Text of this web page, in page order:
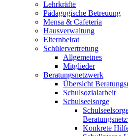
Lehrkräfte
Pädagogische Betreuung
Mensa & Cafeteria
Hausverwaltung
Elternbeirat
Schülervertretung
Allgemeines
Mitglieder
Beratungsnetzwerk
Übersicht
Schulsozialarbeit
Schulseelsorge
Konkrete